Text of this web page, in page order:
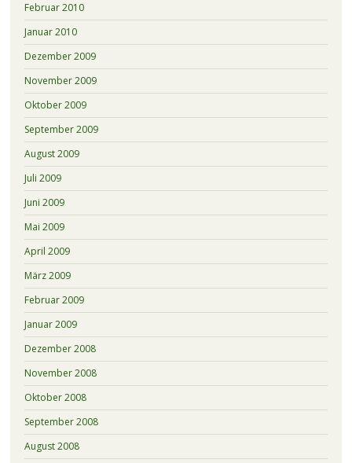
Februar 2010
Januar 2010
Dezember 2009
November 2009
Oktober 2009
September 2009
August 2009
Juli 2009
Juni 2009
Mai 2009
April 2009
März 2009
Februar 2009
Januar 2009
Dezember 2008
November 2008
Oktober 2008
September 2008
August 2008